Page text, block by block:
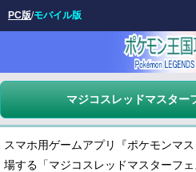
マジコスレッドマスター
スマホ用ゲームアプリ『ポケモンマ
場する「マジコスレッドマスターフ
PC版/モバイル版